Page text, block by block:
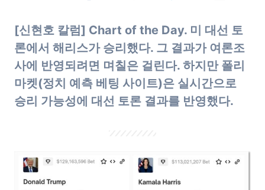
[신현호 칼럼] Chart of the Day. 미 대선 토
론에서 해리스가 승리했다. 그 결과가 여론조
사에 반영되려면 며칠은 걸린다. 하지만 폴리
마켓(정치 예측 베팅 사이트)은 실시간으로
승리 가능성에 대선 토론 결과를 반영했다.